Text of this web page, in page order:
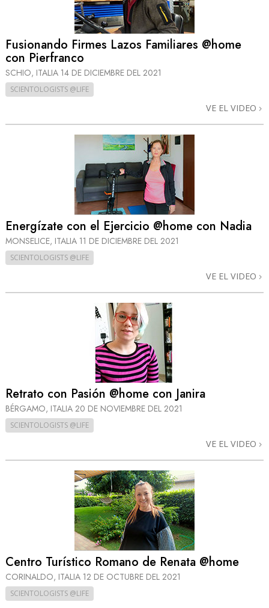
Fusionando Firmes Lazos Familiares @home
con Pierfranco
SCHIO, ITALIA 14 DE DICIEMBRE DEL 2021
SCIENTOLOGISTS @LIFE
VE EL VIDEO
Energízate con el Ejercicio @home con Nadia
MONSELICE, ITALIA 11 DE DICIEMBRE DEL 2021
SCIENTOLOGISTS @LIFE
VE EL VIDEO
Retrato con Pasión @home con Janira
BÉRGAMO, ITALIA 20 DE NOVIEMBRE DEL 2021
SCIENTOLOGISTS @LIFE
VE EL VIDEO
Centro Turístico Romano de Renata @home
CORINALDO, ITALIA 12 DE OCTUBRE DEL 2021
SCIENTOLOGISTS @LIFE